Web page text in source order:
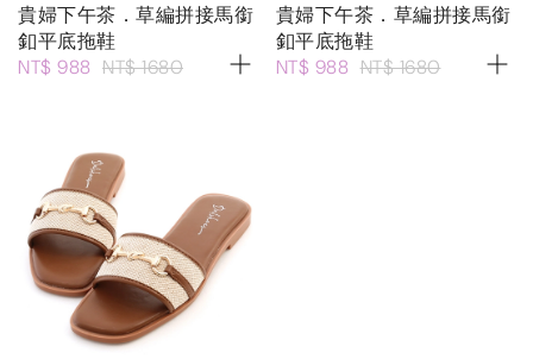
貴婦下午茶．草編拼接馬銜
釦平底拖鞋
NT$ 988 NT$ 1680
貴婦下午茶．草編拼接馬銜
釦平底拖鞋
NT$ 988 NT$ 1680